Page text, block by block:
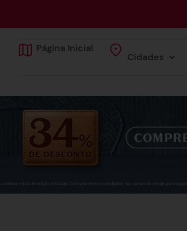
Página Inicial
Cidades